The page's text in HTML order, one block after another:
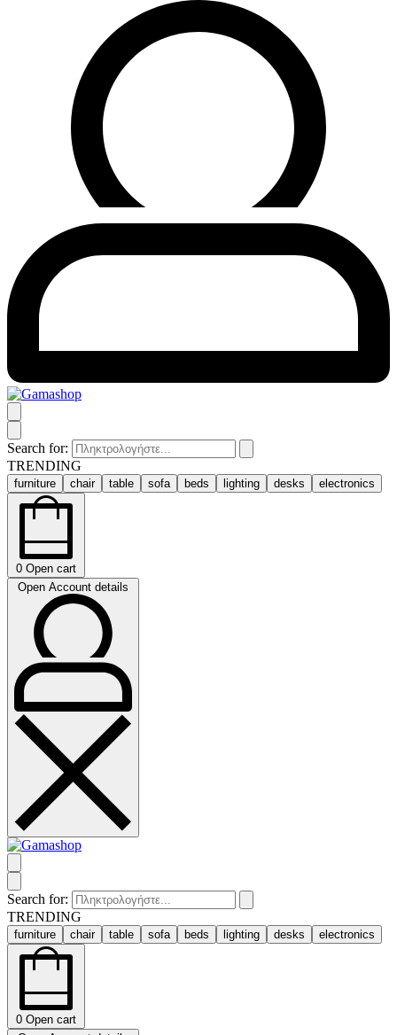
Search for:
TRENDING
furniture chair table sofa beds lighting desks electronics
0 Open cart
Open Account details
Search for:
TRENDING
furniture chair table sofa beds lighting desks electronics
0 Open cart